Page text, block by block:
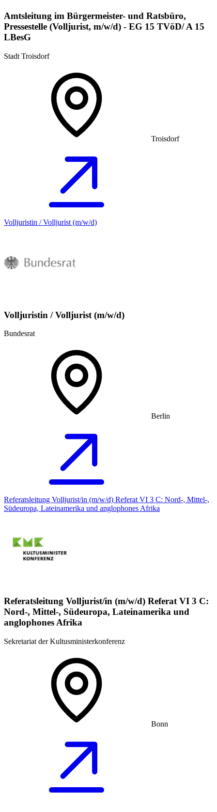
Amtsleitung im Bürgermeister- und Ratsbüro,
Pressestelle (Volljurist, m/w/d) - EG 15 TVöD/ A 15
LBesG
Stadt Troisdorf
Troisdorf
Volljuristin / Volljurist (m/w/d)
Volljuristin / Volljurist (m/w/d)
Bundesrat
Berlin
Referatsleitung Volljurist/in (m/w/d) Referat VI 3 C: Nord-, Mittel-,
Südeuropa, Lateinamerika und anglophones Afrika
Referatsleitung Volljurist/in (m/w/d) Referat VI 3 C:
Nord-, Mittel-, Südeuropa, Lateinamerika und
anglophones Afrika
Sekretariat der Kultusministerkonferenz
Bonn